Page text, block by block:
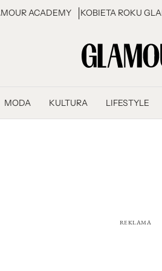
ACADEMY KOBIETA ROKU
MODA KULTURA LIFESTYLE